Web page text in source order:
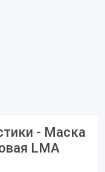
- Маска
LMA